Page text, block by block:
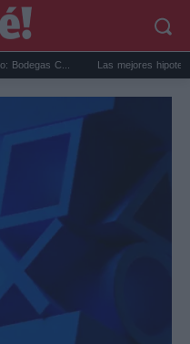
C... Las mejores hipotecas de